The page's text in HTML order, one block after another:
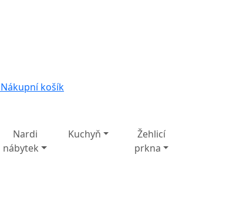
Nákupní košík
Nardi
nábytek
Kuchyň
Žehlicí
prkna